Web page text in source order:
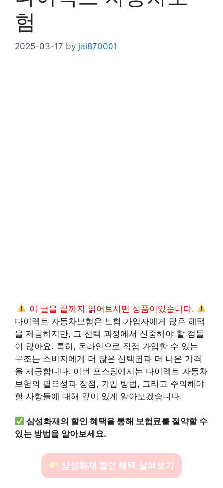
험
2025-03-17 by jai870001
이 글을 끝까지 읽어보시면 상품이있습니다.
다이렉트 자동차보험은 보험 가입자에게 많은 혜택
을 제공하지만, 그 선택 과정에서 신중해야 할 점들
이 많아요. 특히, 온라인으로 직접 가입할 수 있는
구조는 소비자에게 더 많은 선택권과 더 나은 가격
을 제공합니다. 이번 포스팅에서는 다이렉트 자동차
보험의 필요성과 장점, 가입 방법, 그리고 주의해야
할 사항들에 대해 깊이 있게 알아보겠습니다.
삼성화재의 할인 혜택을 통해 보험료를 절약할 수
있는 방법을 알아보세요.
삼성화재 할인 혜택 살펴보기